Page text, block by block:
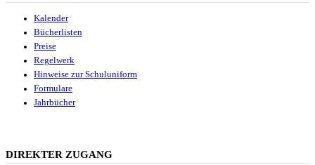
Kalender
Bücherlisten
Preise
Regelwerk
Hinweise zur Schuluniform
Formulare
Jahrbücher
DIREKTER ZUGANG